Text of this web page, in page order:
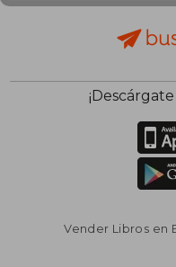
Vender Libros en